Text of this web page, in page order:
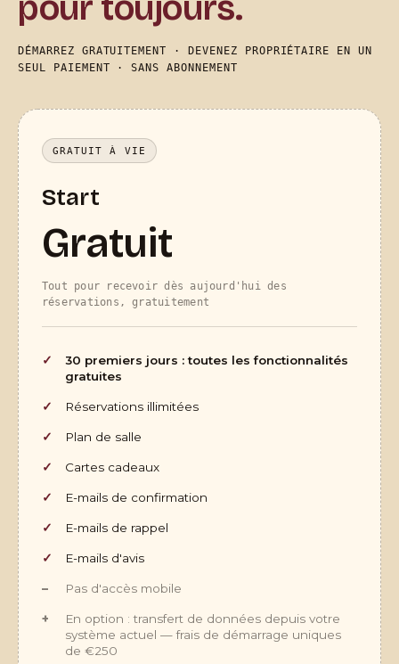
DÉMARREZ GRATUITEMENT · DEVENEZ PROPRIÉTAIRE EN UN
SEUL PAIEMENT · SANS ABONNEMENT
GRATUIT À VIE
Start
Gratuit
Tout pour recevoir dès aujourd'hui des
réservations, gratuitement
30 premiers jours : toutes les fonctionnalités
gratuites
Réservations illimitées
Plan de salle
Cartes cadeaux
E-mails de confirmation
E-mails de rappel
E-mails d'avis
Pas d'accès mobile
En option : transfert de données depuis votre
système actuel — frais de démarrage uniques
de €250